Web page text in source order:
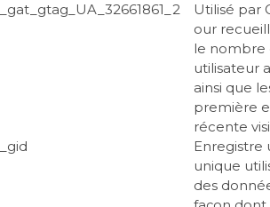
_gat_gtag_UA_32661861_2
Utilisé par
our
le nombre
utilisateur
ainsi que
première
récente
_gid
Enregistre
unique
des